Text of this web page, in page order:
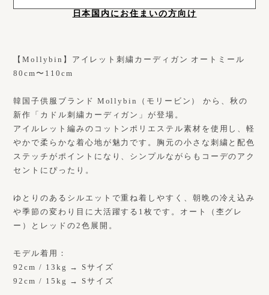
日本国内にお住まいの方向け
【Mollybin】アイレット刺繍カーディガン オートミール
80cm〜110cm
韓国子供服ブランド Mollybin（モリービン） から、秋の
新作「カドル刺繍カーディガン」が登場。
アイルレット編みのコットンポリエステル素材を使用し、軽
やかで柔らかな着心地が魅力です。胸元の小さな刺繍と配色
ステッチがポイントになり、シンプルながらもコーデのアク
セントにぴったり。
ゆとりのあるシルエットで重ね着しやすく、朝晩の冷え込み
や季節の変わり目に大活躍する1枚です。オート（杢グレ
ー）とレッドの2色展開。
モデル着用：
92cm / 13kg → Sサイズ
92cm / 15kg → Sサイズ